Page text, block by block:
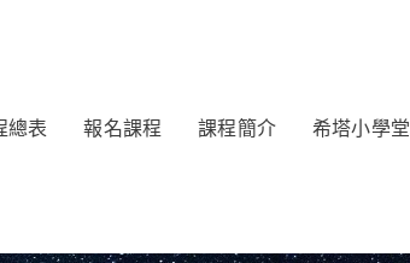
總表 報名課程 課程簡介 希塔小學堂